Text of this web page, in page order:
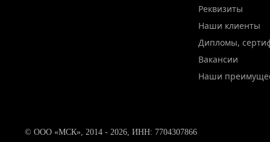
Реквизиты
Наши клиенты
Дипломы,
Вакансии
Наши
© ООО «МСК», 2014 - 2026, ИНН: 7704307866